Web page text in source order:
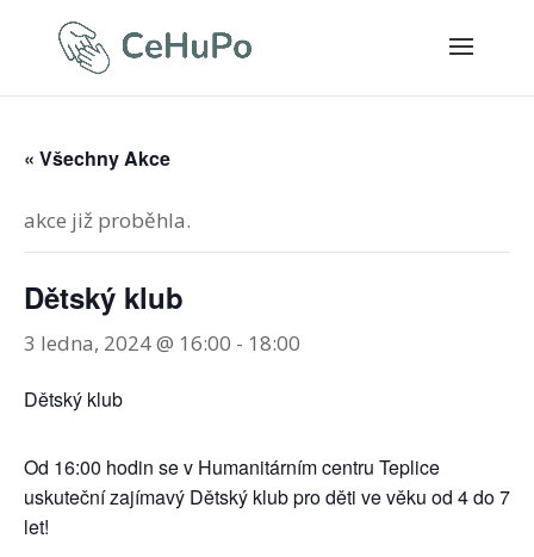
« Všechny Akce
akce již proběhla.
Dětský klub
3 ledna, 2024 @ 16:00 - 18:00
Dětský klub
Od 16:00 hodin se v Humanitárním centru Teplice
uskuteční zajímavý Dětský klub pro děti ve věku od 4 do 7
let!